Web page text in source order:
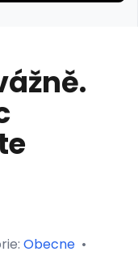
Obecne •